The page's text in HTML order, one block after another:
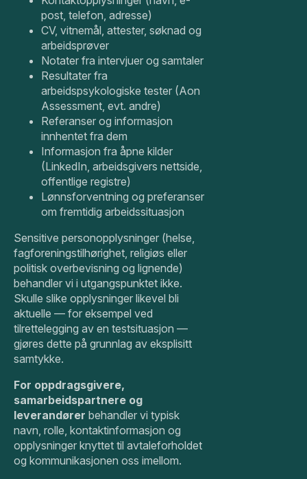
post, telefon, adresse)
CV, vitnemål, attester, søknad og
arbeidsprøver
Notater fra intervjuer og samtaler
Resultater fra
arbeidspsykologiske tester (Aon
Assessment, evt. andre)
Referanser og informasjon
innhentet fra dem
Informasjon fra åpne kilder
(LinkedIn, arbeidsgivers nettside,
offentlige registre)
Lønnsforventning og preferanser
om fremtidig arbeidssituasjon
Sensitive personopplysninger (helse,
fagforeningstilhørighet, religiøs eller
politisk overbevisning og lignende)
behandler vi i utgangspunktet ikke.
Skulle slike opplysninger likevel bli
aktuelle — for eksempel ved
tilrettelegging av en testsituasjon —
gjøres dette på grunnlag av eksplisitt
samtykke.
For oppdragsgivere,
samarbeidspartnere og
leverandører behandler vi typisk
navn, rolle, kontaktinformasjon og
opplysninger knyttet til avtaleforholdet
og kommunikasjonen oss imellom.